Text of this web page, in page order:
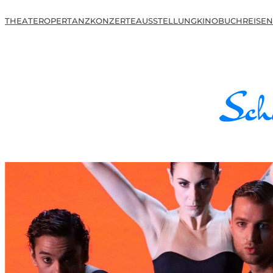
THEATEROPERTANZKONZERTEAUSSTELLUNGKINOBUCHREISEN